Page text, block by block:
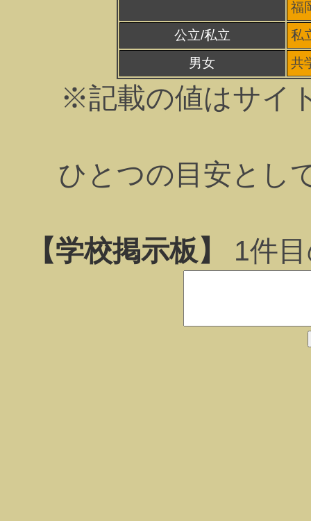
福
公立/私立
私
男女
共
※記載の値はサイ
ひとつの目安とし
【学校掲示板】 1件